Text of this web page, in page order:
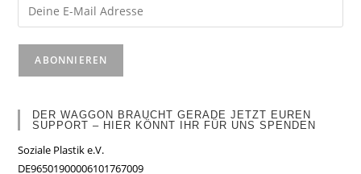
DER WAGGON BRAUCHT GERADE JETZT EUREN
SUPPORT – HIER KÖNNT IHR FÜR UNS SPENDEN
Soziale Plastik e.V.
DE96501900006101767009